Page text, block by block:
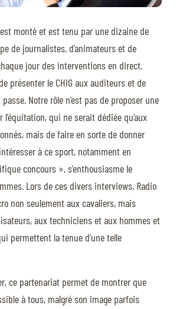
monté et est tenu par une dizaine de
de journalistes, d’animateurs et de
jour des interventions en direct.
présenter le CHIG aux auditeurs et de
passe. Notre rôle n’est pas de proposer une
qui ne serait dédiée qu’aux
mais de faire en sorte de donner
à ce sport, notamment en
concours », s’enthousiasme le
Lors de ces divers interviews, Radio
non seulement aux cavaliers, mais
aux techniciens et aux hommes et
permettent la tenue d’une telle
ce partenariat permet de montrer que
à tous, malgré son image parfois